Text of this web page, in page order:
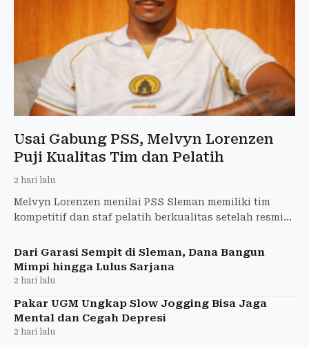
Usai Gabung PSS, Melvyn Lorenzen
Puji Kualitas Tim dan Pelatih
2 hari lalu
Melvyn Lorenzen menilai PSS Sleman memiliki tim
kompetitif dan staf pelatih berkualitas setelah resmi
Dari Garasi Sempit di Sleman, Dana Bangun
Mimpi hingga Lulus Sarjana
2 hari lalu
Pakar UGM Ungkap Slow Jogging Bisa Jaga
Mental dan Cegah Depresi
2 hari lalu